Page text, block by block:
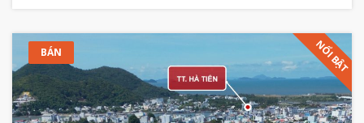
BÁN NỔI BẬT